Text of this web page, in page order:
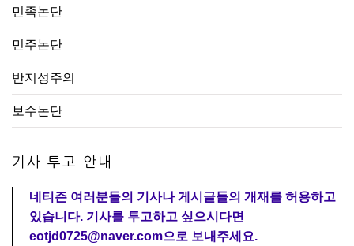
민족논단
민주논단
반지성주의
보수논단
기사 투고 안내
네티즌 여러분들의 기사나 게시글들의 개재를 허용하고
있습니다. 기사를 투고하고 싶으시다면
eotjd0725@naver.com으로 보내주세요.